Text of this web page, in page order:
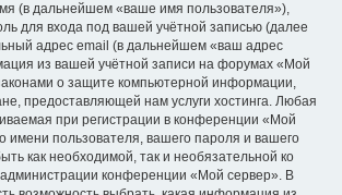
(в дальнейшем «ваше имя пользователя»),
для входа под вашей учётной записью (далее
адрес email (в дальнейшем «ваш адрес
из вашей учётной записи на форумах «Мой
о защите компьютерной информации,
предоставляющей нам услуги хостинга. Любая
при регистрации в конференции «Мой
имени пользователя, вашего пароля и вашего
как необходимой, так и необязательной ко
администрации конференции «Мой сервер». В